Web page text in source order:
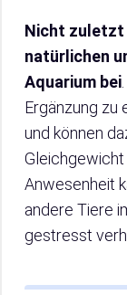
Nicht zuletzt
natürlichen
Aquarium bei
Ergänzung zu
und können
Anwesenheit
andere Tiere
gestresst